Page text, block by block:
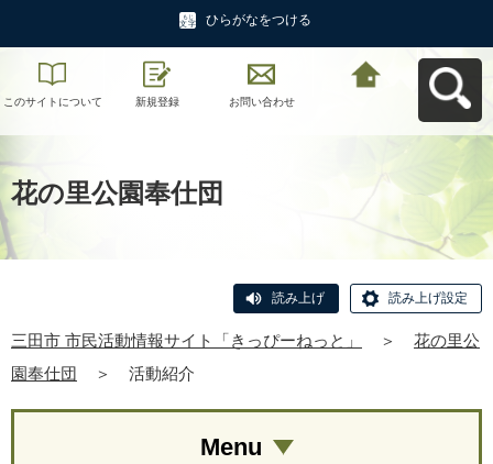
ひらがなをつける
このサイトについて 新規登録 お問い合わせ
花の里公園奉仕団
読み上げ 読み上げ設定
三田市 市民活動情報サイト「きっぴーねっと」 ＞
花の里公
園奉仕団
＞ 活動紹介
Menu